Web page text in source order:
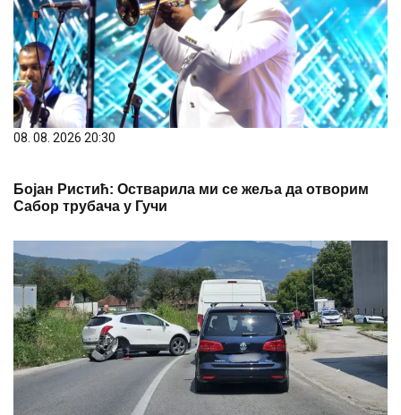
08. 08. 2026 20:30
Бојан Ристић: Остварила ми се жеља да отворим
Сабор трубача у Гучи